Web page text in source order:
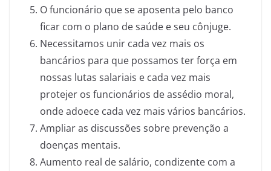
O funcionário que se aposenta pelo banco
ficar com o plano de saúde e seu cônjuge.
Necessitamos unir cada vez mais os
bancários para que possamos ter força em
nossas lutas salariais e cada vez mais
protejer os funcionários de assédio moral,
onde adoece cada vez mais vários bancários.
Ampliar as discussões sobre prevenção a
doenças mentais.
Aumento real de salário, condizente com a